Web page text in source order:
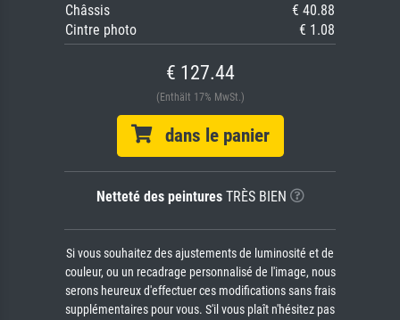
Châssis
€ 40.88
Cintre photo
€ 1.08
€ 127.44
(Enthält 17% MwSt.)
dans le panier
Netteté des peinturesTRÈS BIEN
Si vous souhaitez des ajustements de luminosité et de
couleur, ou un recadrage personnalisé de l'image, nous
serons heureux d'effectuer ces modifications sans frais
supplémentaires pour vous. S'il vous plaît n'hésitez pas